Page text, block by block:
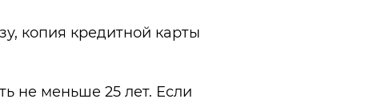
копия кредитной карты
не меньше 25 лет. Если